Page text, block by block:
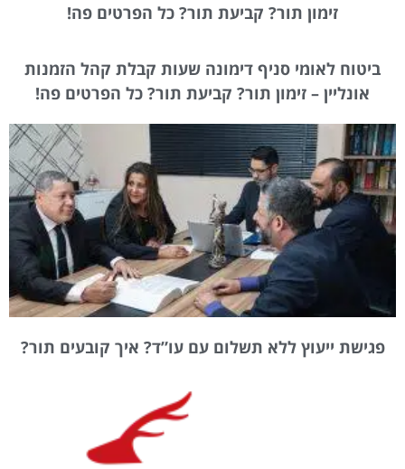
זימון תור? קביעת תור? כל הפרטים פה!
ביטוח לאומי סניף דימונה שעות קבלת קהל הזמנות
אונליין – זימון תור? קביעת תור? כל הפרטים פה!
פגישת ייעוץ ללא תשלום עם עו”ד? איך קובעים תור?